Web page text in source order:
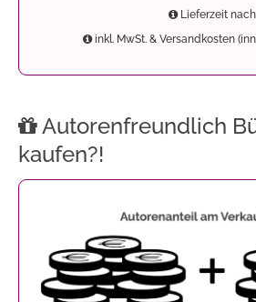
Lieferzeit nach
inkl. MwSt. & Versandkosten
Autorenfreundlich
kaufen?!